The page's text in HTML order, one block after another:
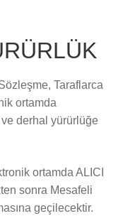
Taraflarca
ortamda
derhal yürürlüğe
ortamda ALICI
sonra Mesafeli
geçilecektir.